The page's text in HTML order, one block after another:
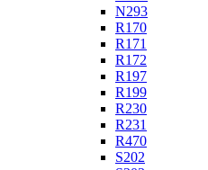
N293
R170
R171
R172
R197
R199
R230
R231
R470
S202